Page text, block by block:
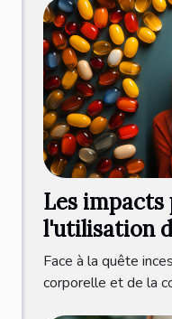
Les impacts
l'utilisation
régime sur
Face à la quête
corporelle et de la